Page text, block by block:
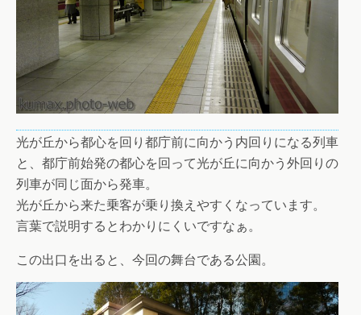
光が丘から都心を回り都庁前に向かう内回りになる列車
と、都庁前始発の都心を回って光が丘に向かう外回りの
列車が同じ面から発車。
光が丘から来た乗客が乗り換えやすくなっています。
言葉で説明するとわかりにくいですなぁ。
この出口を出ると、今回の舞台である公園。